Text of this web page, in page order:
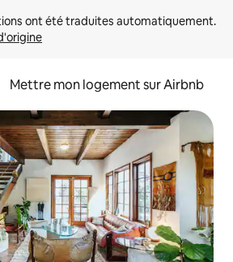
Mettre mon logement sur Airbnb